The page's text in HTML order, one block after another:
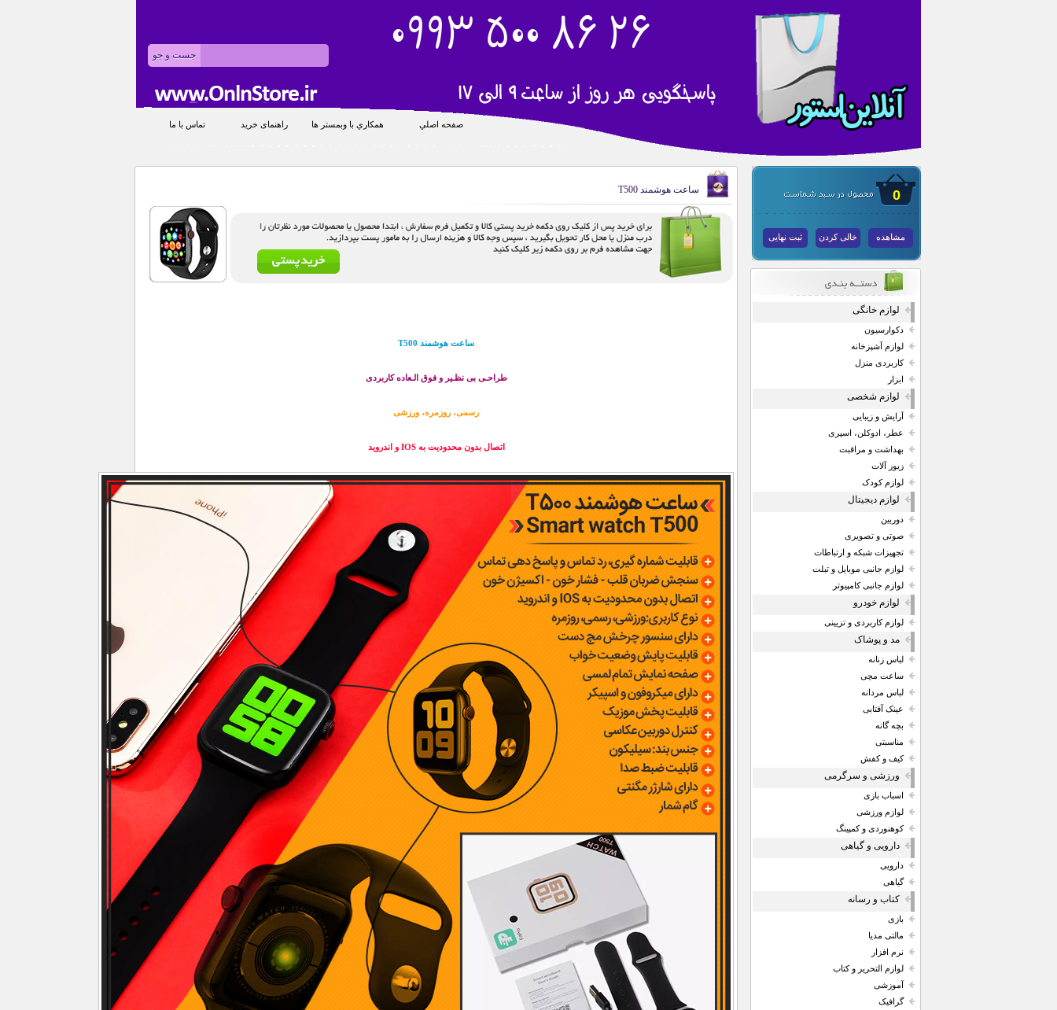
صفحه اصلي همکاري با وبمستر ها راهنمای خرید تماس با ما
0
مشاهده خالی کردن ثبت نهایی
لوازم خانگی
دکوارسیون
لوازم آشپزخانه
کاربردی منزل
ابزار
لوازم شخصی
آرایش و زیبایی
عطر، ادوکلن، اسپری
بهداشت و مراقبت
زیور آلات
لوازم کودک
لوازم دیجیتال
دوربین
صوتی و تصویری
تجهیزات شبکه و ارتباطات
لوازم جانبی موبایل و تبلت
لوازم جانبی کامپیوتر
لوازم خودرو
لوازم کاربردی و تزیینی
مد و پوشاک
لباس زنانه
ساعت مچی
لباس مردانه
عینک آفتابی
بچه گانه
مناسبتی
کیف و کفش
ورزشی و سرگرمی
اسباب بازی
لوازم ورزشی
کوهنوردی و کمپینگ
دارویی و گیاهی
دارویی
گیاهی
کتاب و رسانه
بازی
مالتی مدیا
نرم افزار
لوازم التحریر و کتاب
آموزشی
گرافیک
ساعت هوشمند T500
ساعت هوشمند T500
طراحـی بی نظـیر و فوق الـعاده کاربردی
رسمی، روزمره، ورزشی
اتصال بدون محدودیت به IOS و اندروید